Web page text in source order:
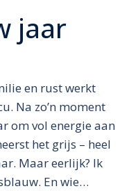
jaar
en rust werkt
Na zo’n moment
om vol energie aan
het grijs – heel
Maar eerlijk? Ik
En wie…